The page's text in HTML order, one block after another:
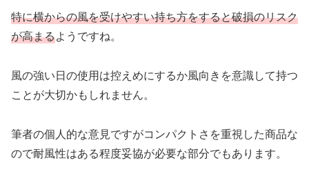
特に横からの風を受けやすい持ち方をすると破損のリスク
が高まるようですね。
風の強い日の使用は控えめにするか風向きを意識して持つ
ことが大切かもしれません。
筆者の個人的な意見ですがコンパクトさを重視した商品な
ので耐風性はある程度妥協が必要な部分でもあります。